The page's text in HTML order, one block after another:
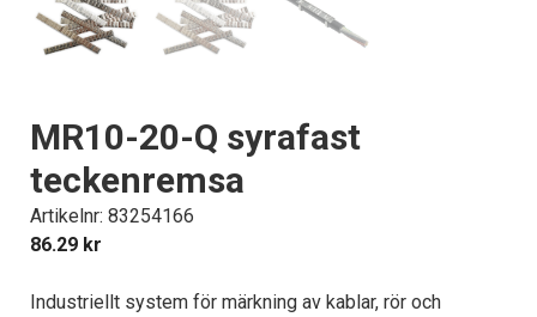
MR10-20-Q syrafast
teckenremsa
Artikelnr: 83254166
86.29 kr
Industriellt system för märkning av kablar, rör och